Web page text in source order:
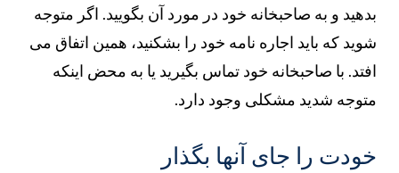
بدهید و به صاحبخانه خود در مورد آن بگویید. اگر متوجه
شوید که باید اجاره نامه خود را بشکنید، همین اتفاق می
افتد. با صاحبخانه خود تماس بگیرید یا به محض اینکه
متوجه شدید مشکلی وجود دارد.
خودت را جای آنها بگذار